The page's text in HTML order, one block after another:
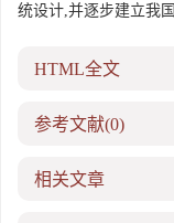
统设计,并逐步建立我
HTML全文
参考文献(0)
相关文章